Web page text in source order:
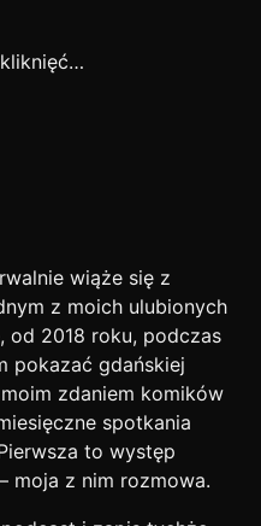
wiąże się z
z moich ulubionych
od 2018 roku, podczas
pokazać gdańskiej
zdaniem komików
spotkania
to występ
moja z nim rozmowa.